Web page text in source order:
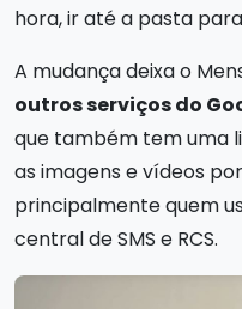
hora, ir até a pasta
A mudança deixa o
outros serviços do
que também tem uma
as imagens e vídeos
principalmente quem
central de SMS e RCS.